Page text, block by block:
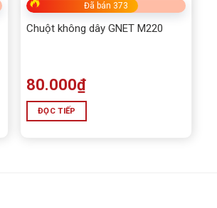
Đã bán 373
Chuột không dây GNET M220
80.000₫
ĐỌC TIẾP